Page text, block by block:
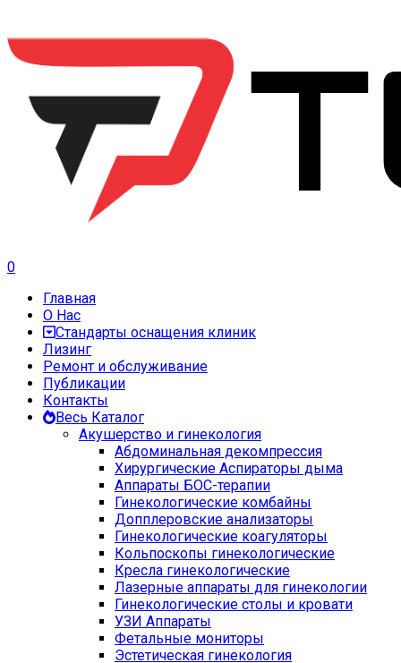
0
Главная
О Нас
Стандарты оснащения клиник
Лизинг
Ремонт и обслуживание
Публикации
Контакты
Весь Каталог
Акушерство и гинекология
Абдоминальная декомпрессия
Хирургические Аспираторы дыма
Аппараты БОС-терапии
Гинекологические комбайны
Допплеровские анализаторы
Гинекологические коагуляторы
Кольпоскопы гинекологические
Кресла гинекологические
Лазерные аппараты для гинекологии
Гинекологические столы и кровати
УЗИ Аппараты
Фетальные мониторы
Эстетическая гинекология